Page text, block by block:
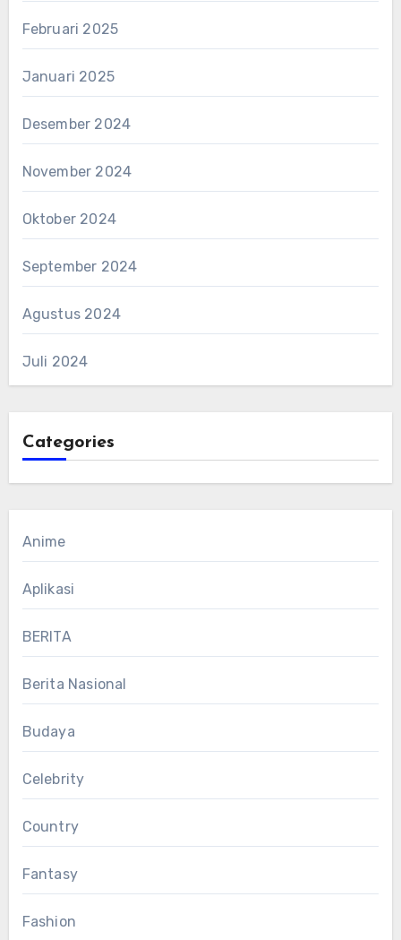
Februari 2025
Januari 2025
Desember 2024
November 2024
Oktober 2024
September 2024
Agustus 2024
Juli 2024
Categories
Anime
Aplikasi
BERITA
Berita Nasional
Budaya
Celebrity
Country
Fantasy
Fashion